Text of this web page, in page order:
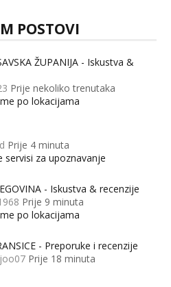
POSTOVI
ŽUPANIJA - Iskustva &
Prije nekoliko trenutaka
po lokacijama
Prije 4 minuta
servisi za upoznavanje
- Iskustva & recenzije
Prije 9 minuta
po lokacijama
- Preporuke i recenzije
Prije 18 minuta